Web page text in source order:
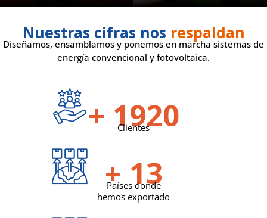
Nuestras cifras nos respaldan
Diseñamos, ensamblamos y ponemos en marcha sistemas de
energía convencional y fotovoltaica.
+ 2000
Clientes
+ 14
Países donde
hemos exportado